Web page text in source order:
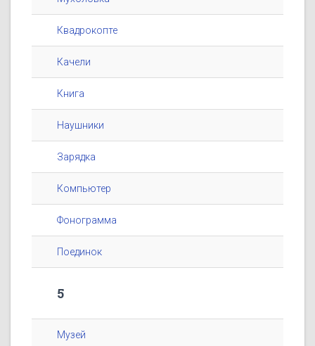
Квадрокопте
Качели
Книга
Наушники
Зарядка
Компьютер
Фонограмма
Поединок
5
Музей